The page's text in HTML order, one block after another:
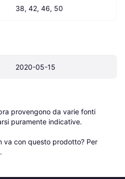
38, 42, 46, 50
2020-05-15
provengono da varie fonti
puramente indicative.
va con questo prodotto? Per
.